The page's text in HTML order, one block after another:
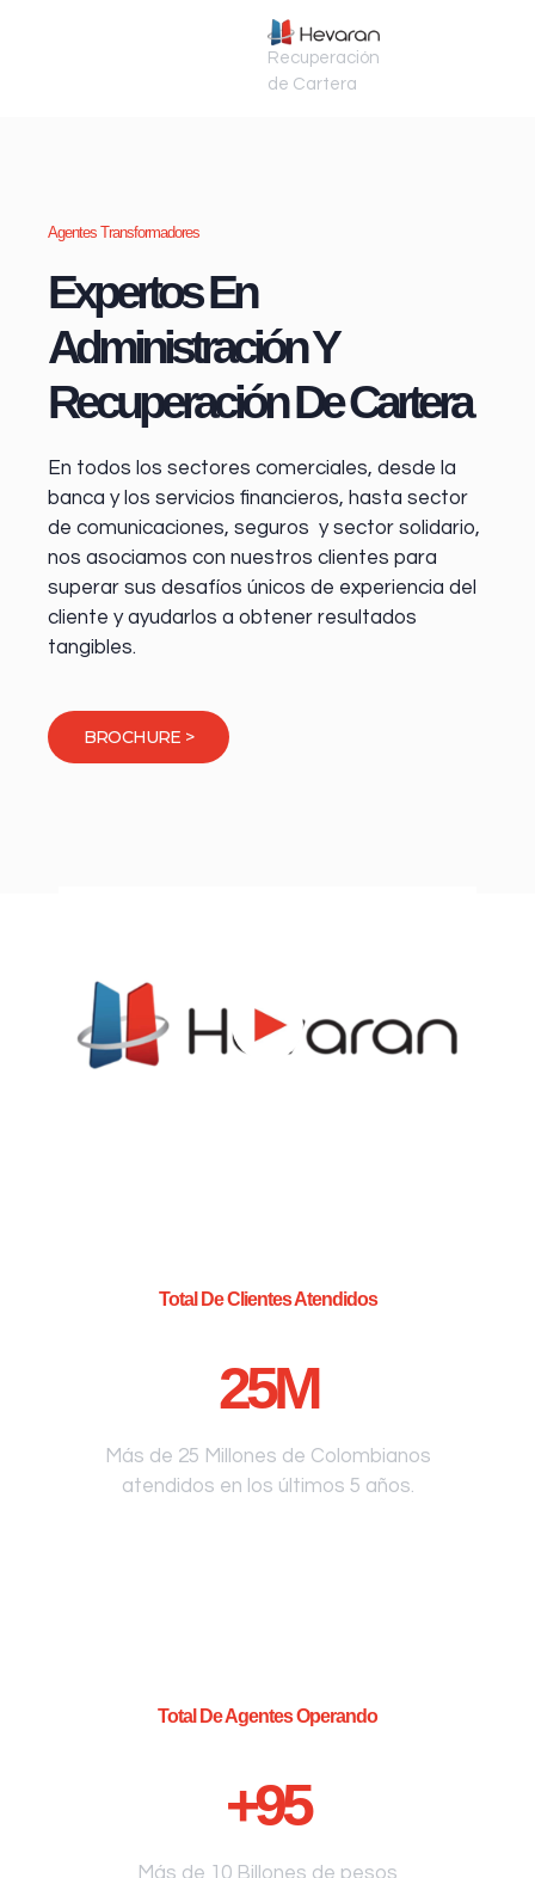
Recuperación
de Cartera
Agentes Transformadores
Expertos En
Administración Y
Recuperación De Cartera
En todos los sectores comerciales, desde la
banca y los servicios financieros, hasta sector
de comunicaciones, seguros y sector solidario,
nos asociamos con nuestros clientes para
superar sus desafíos únicos de experiencia del
cliente y ayudarlos a obtener resultados
tangibles.
BROCHURE >
Total De Clientes Atendidos
25M
Más de 25 Millones de Colombianos
atendidos en los últimos 5 años.
Total De Agentes Operando
+95
Más de 10 Billones de pesos